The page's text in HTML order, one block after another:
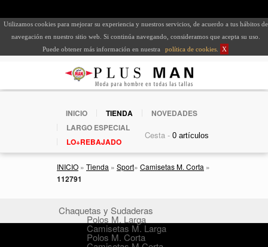
Utilizamos cookies para mejorar su experiencia y nuestros servicios, de acuerdo a tus hábitos de
navegación en nuestro sitio web. Si continúa navegando, consideramos que acepta su uso.
Puede obtener más información en nuestra
política de cookies X
INICIO TIENDA
NOVEDADES
LARGO ESPECIAL
LO+REBAJADO
Cesta -
INICIO » Tienda » Sport» Camisetas M. Corta »
112791
Chaquetas y Sudaderas
Polos M. Larga
Camisetas M. Larga
Polos M. Corta